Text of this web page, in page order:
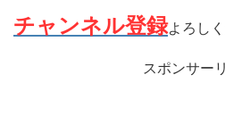
チャンネル登録よろし
スポンサー